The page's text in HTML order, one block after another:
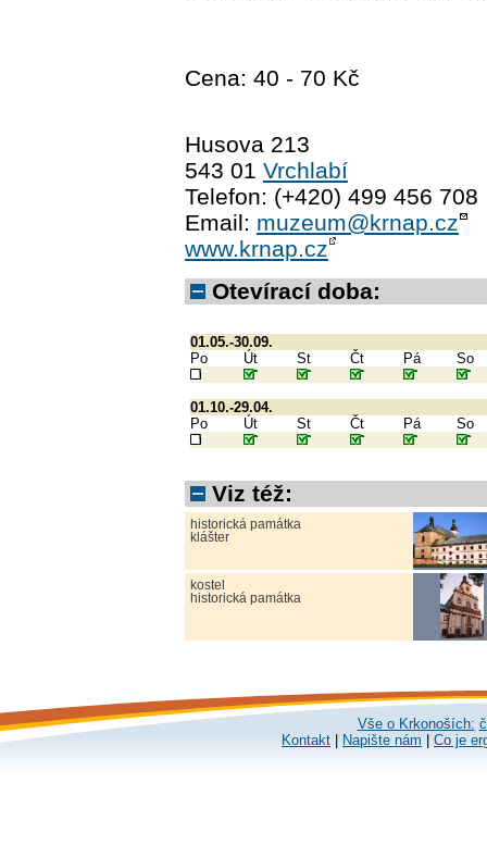
Cena: 40 - 70 Kč
Husova 213
543 01 Vrchlabí
Telefon: (+420) 499 456 708
Email: muzeum@krnap.cz
www.krnap.cz
Otevírací doba:
01.05.-30.09.
Po
Út St Čt Pá So
01.10.-29.04.
Po
Út St Čt Pá So
Viz též:
historická památka
klášter
kostel
historická památka
Vše o Krkonoších:
Kontakt
Napište nám Co je